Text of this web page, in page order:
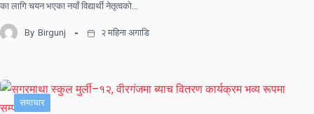
का लागि चयन भएका नयाँ विद्यार्थी नेतृत्वको…
By Birgunj २ महिना अगाडि
समाचार